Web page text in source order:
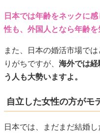
日本では年齢をネックに
性も、外国人となら年齢を
また、日本の婚活市場で
りがちですが、 海外では
う人も大勢いますよ。
自立した女性の方がモ
日本では、まだまだ結婚